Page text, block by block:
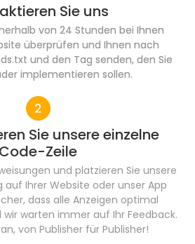
Sie uns
von 24 Stunden bei Ihnen
überprüfen und Ihnen nach
und den Tag senden, den Sie
implementieren sollen.
Sie unsere einzelne
Code-Zeile
und platzieren Sie unsere
auf Ihrer Website oder unser App
dass alle Anzeigen optimal
warten immer auf Ihr Feedback.
von Publisher für Publisher!